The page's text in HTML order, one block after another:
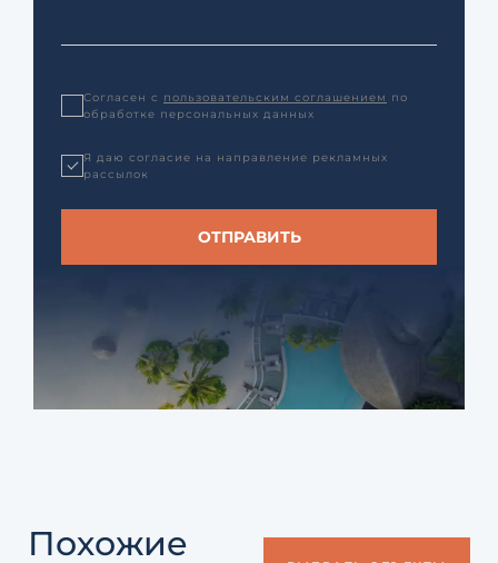
Согласен с пользовательским соглашением по
обработке персональных данных
Я даю согласие на направление рекламных
рассылок
Похожие